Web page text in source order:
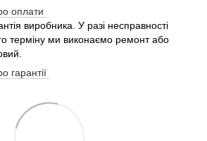
оплати
виробника. У разі несправності
терміну ми виконаємо ремонт або
гарантії